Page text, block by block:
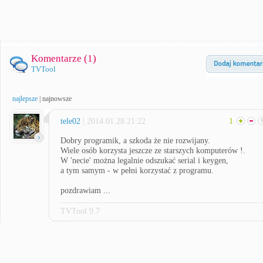
Komentarze (1)
TVTool
najlepsze najnowsze
tele02 | 2014.01.28 21:22 1
Dobry programik, a szkoda że nie rozwijany.
Wiele osób korzysta jeszcze ze starszych komputerów !.
W 'necie' można legalnie odszukać serial i keygen,
a tym samym - w pełni korzystać z programu.
pozdrawiam ...
TVTool 9.7